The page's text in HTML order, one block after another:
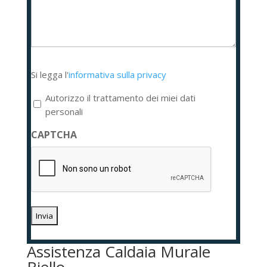
legga
l'informativa
sulla
privacy
*
Si legga l'informativa sulla privacy
Autorizzo il trattamento dei miei dati
personali
CAPTCHA
Assistenza Caldaia Murale